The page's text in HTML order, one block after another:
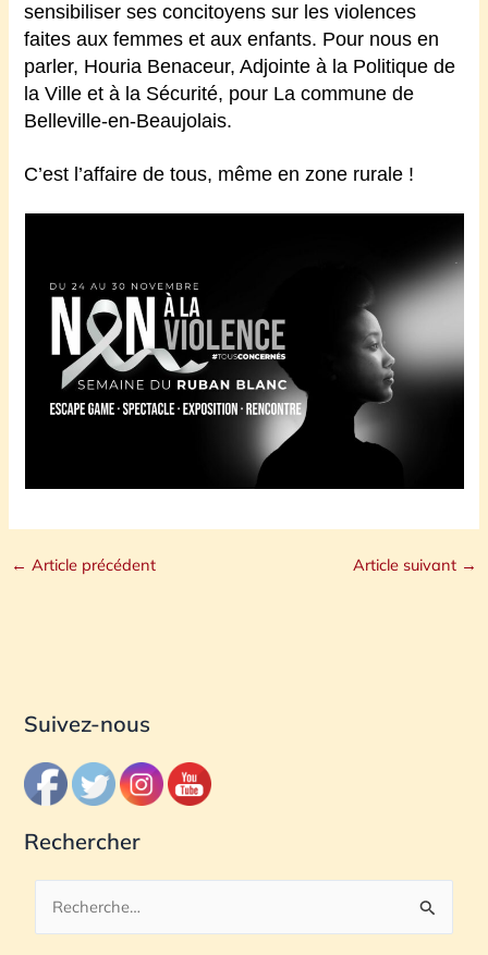
sensibiliser ses concitoyens sur les violences
faites aux femmes et aux enfants. Pour nous en
parler, Houria Benaceur, Adjointe à la Politique de
la Ville et à la Sécurité, pour La commune de
Belleville-en-Beaujolais.
C’est l’affaire de tous, même en zone rurale !
← Article précédent Article suivant →
Suivez-nous
Rechercher